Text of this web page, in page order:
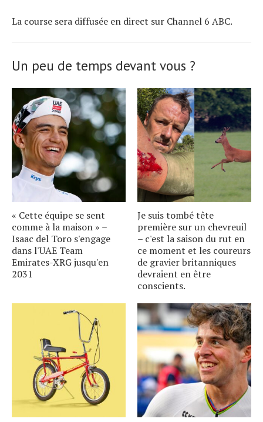
La course sera diffusée en direct sur Channel 6 ABC.
Un peu de temps devant vous ?
« Cette équipe se sent
comme à la maison » –
Isaac del Toro s'engage
dans l'UAE Team
Emirates-XRG jusqu'en
2031
Je suis tombé tête
première sur un chevreuil
– c'est la saison du rut en
ce moment et les coureurs
de gravier britanniques
devraient en être
conscients.